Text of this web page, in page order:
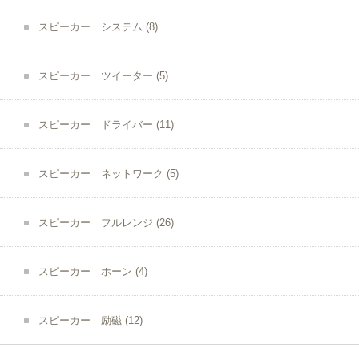
スピーカー システム (8)
スピーカー ツイーター (5)
スピーカー ドライバー (11)
スピーカー ネットワーク (5)
スピーカー フルレンジ (26)
スピーカー ホーン (4)
スピーカー 励磁 (12)